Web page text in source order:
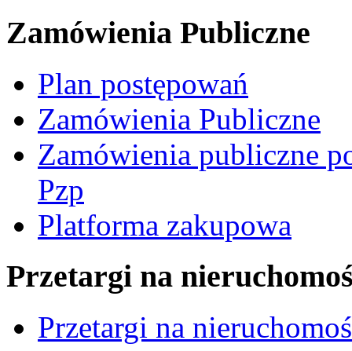
Zamówienia Publiczne
Plan postępowań
Zamówienia Publiczne
Zamówienia publiczne
Pzp
Platforma zakupowa
Przetargi na
Przetargi na